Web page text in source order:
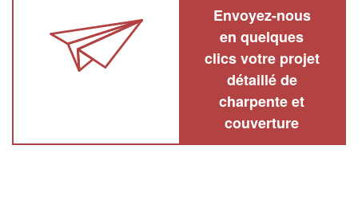
Envoyez-nous
en quelques
clics votre projet
détaillé de
charpente et
couverture